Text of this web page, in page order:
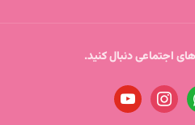
اجتماعی دنبال کنید.